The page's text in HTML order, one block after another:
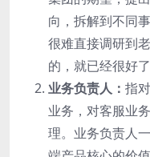
向，拆解到不同
很难直接调研到
的，就已经很好了
业务负责人： 指
业务，对客服业
理。业务负责人